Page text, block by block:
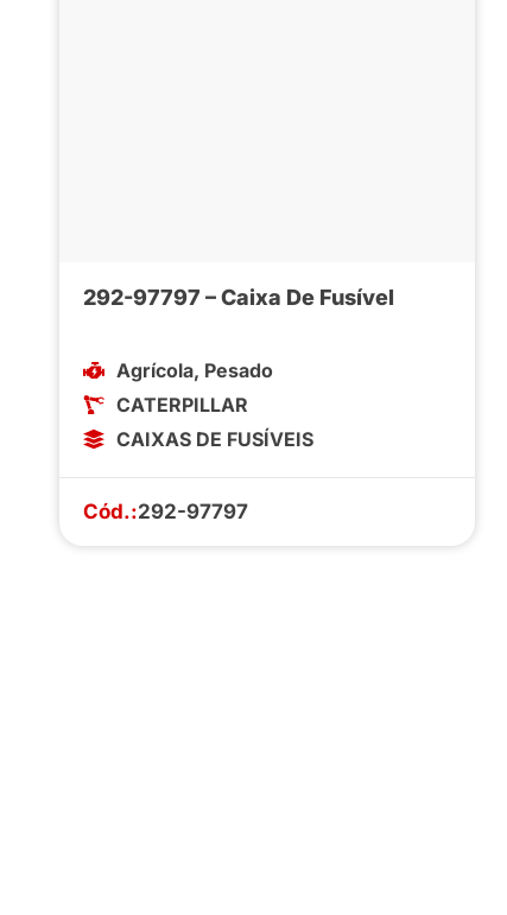
292-97797 – Caixa De Fusível
Agrícola, Pesado
CATERPILLAR
CAIXAS DE FUSÍVEIS
Cód.:292-97797